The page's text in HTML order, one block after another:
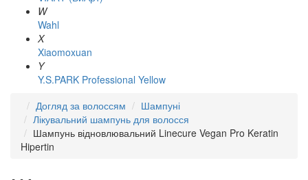
W
Wahl
X
Xiaomoxuan
Y
Y.S.PARK Professional Yellow
Догляд за волоссям
Шампуні
Лікувальний шампунь для волосся
Шампунь відновлювальний Linecure Vegan Pro Keratin
Hipertin